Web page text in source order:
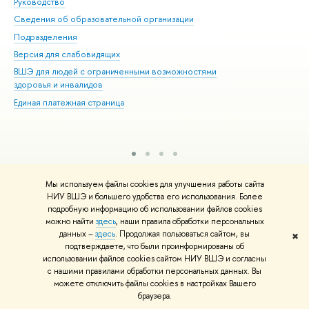
Мы используем файлы cookies для улучшения работы сайта
НИУ ВШЭ и большего удобства его использования. Более
подробную информацию об использовании файлов cookies
можно найти здесь, наши правила обработки персональных
данных –здесь. Продолжая пользоваться сайтом, вы
подтверждаете, что были проинформированы об
использовании файлов cookies сайтом НИУ ВШЭ и согласны
с нашими правилами обработки персональных данных. Вы
можете отключить файлы cookies в настройках Вашего
браузера.
✖
Сведения об образовательной организации
Подразделения
Версия для слабовидящих
ВШЭ для людей с ограниченными возможностями
здоровья и инвалидов
Единая платежная страница
© НИУ ВШЭ 1993–2026 Адреса и контакты Условия использования
материалов Политика конфиденциальности Карта сайта
Шрифты HSE Sans и HSE Slab разработаны вШколе дизайна НИУ ВШЭ